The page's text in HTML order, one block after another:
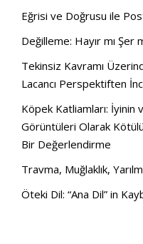
Eğrisi ve Doğrusu ile
Değilleme: Hayır mı Şer
Tekinsiz Kavramı
Lacancı Perspektiften
Köpek Katliamları: İyinin
Görüntüleri Olarak
Bir Değerlendirme
Travma, Muğlaklık,
Öteki Dil: “Ana Dil” in